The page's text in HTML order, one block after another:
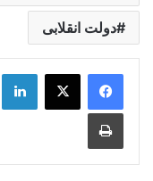
دولت انقلابی
چاپ